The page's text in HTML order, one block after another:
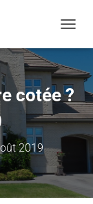
cotée ?
2019